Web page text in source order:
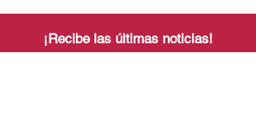
¡Recibe las últimas noticias!